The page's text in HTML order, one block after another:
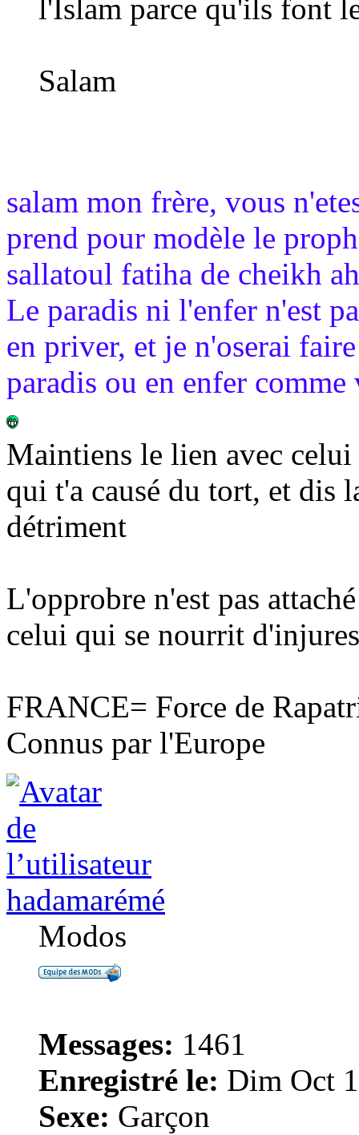
l'Islam parce qu'ils font
Salam
salam mon frère, vous
prend pour modèle le
sallatoul fatiha de cheikh
Le paradis ni l'enfer n'est
en priver, et je n'oserai
paradis ou en enfer
Maintiens le lien avec
qui t'a causé du tort, et dis
détriment
L'opprobre n'est pas
celui qui se nourrit
FRANCE= Force de
Connus par l'Europe
hadamarémé
Modos
Messages: 1461
Enregistré le: Dim Oct
Sexe: Garçon